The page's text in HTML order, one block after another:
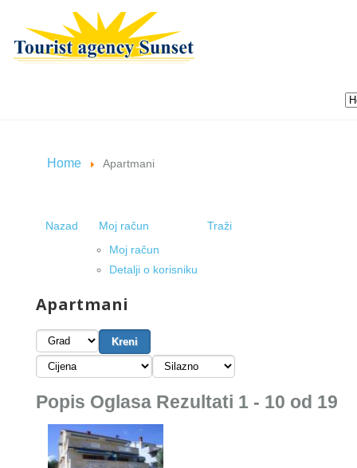
Home Apartmani
Nazad
Moj račun
Moj račun
Detalji o korisniku
Traži
Apartmani
Popis Oglasa Rezultati 1 - 10 od 19